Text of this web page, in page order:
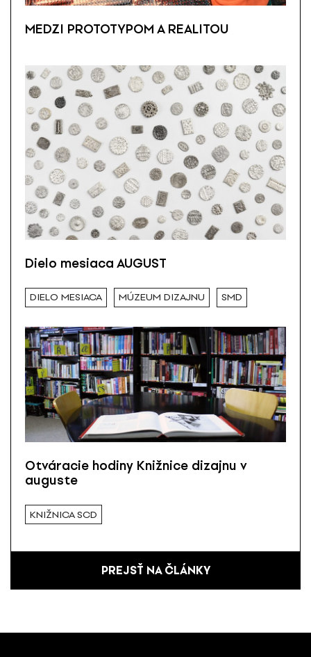
MEDZI PROTOTYPOM A REALITOU
Dielo mesiaca AUGUST
DIELO MESIACA MÚZEUM DIZAJNU SMD
Otváracie hodiny Knižnice dizajnu v
auguste
KNIŽNICA SCD
PREJSŤ NA ČLÁNKY